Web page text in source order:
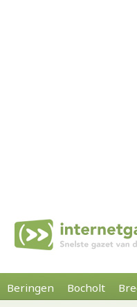
Beringen Bocholt